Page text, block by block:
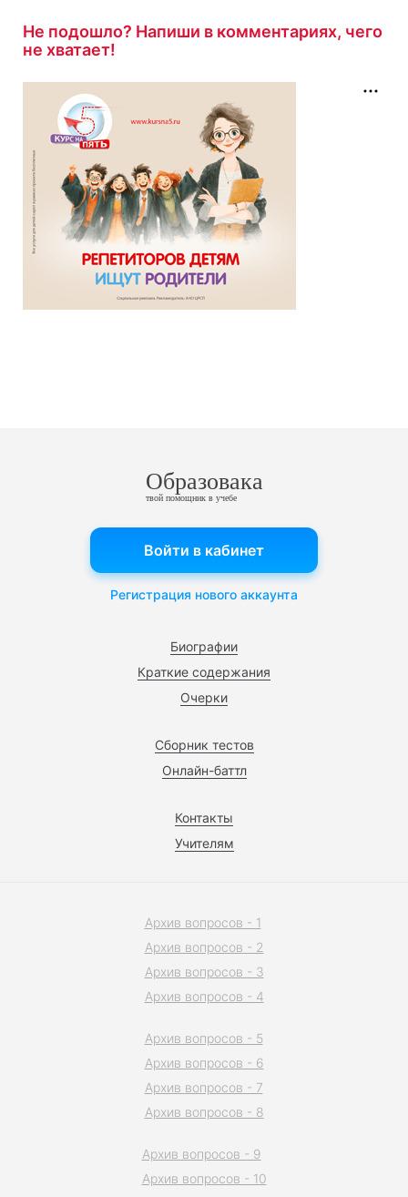
Не подошло? Напиши в комментариях, чего
не хватает!
Образовака
твой помощник в учебе
Биографии
Краткие содержания
Очерки
Сборник тестов
Онлайн-баттл
Контакты
Учителям
Войти в кабинет
Регистрация нового аккаунта
Архив вопросов - 1
Архив вопросов - 2
Архив вопросов - 3
Архив вопросов - 4
Архив вопросов - 5
Архив вопросов - 6
Архив вопросов - 7
Архив вопросов - 8
Архив вопросов - 9
Архив вопросов - 10